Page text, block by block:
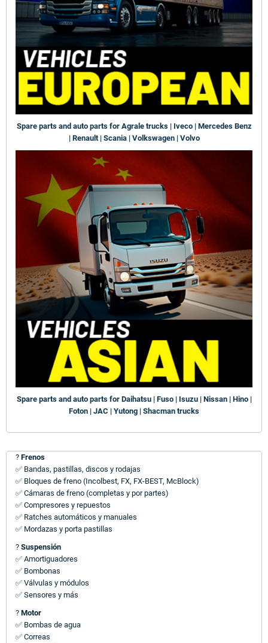
Spare parts and auto parts for Agrale trucks | Iveco | Mercedes Benz
| Renault | Scania | Volkswagen | Volvo
Spare parts and auto parts for Daihatsu | Fuso | Isuzu | Nissan | Hino |
Foton | JAC | Yutong | Shacman trucks
? Frenos
✅ Bandas, pastillas, discos y rodajas
✅ Bloques de freno (Incolbest, FX, FX-BEST, McBlock)
✅ Cámaras de freno (completas y por partes)
✅ Compresores y repuestos
✅ Ratches automáticos y manuales
✅ Mordazas y porta pastillas
? Suspensión
✅ Amortiguadores
✅ Bombonas
✅ Válvulas y módulos
✅ Sensores y más
? Motor
✅ Bombas de agua
✅ Correas